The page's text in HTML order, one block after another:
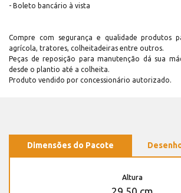
- Boleto bancário à vista
Compre com segurança e qualidade produtos
agrícola, tratores, colheitadeiras entre outros.
Peças de reposição para manutenção dá sua
desde o plantio até a colheita.
Produto vendido por concessionário autorizado.
Dimensões do Pacote
Altura